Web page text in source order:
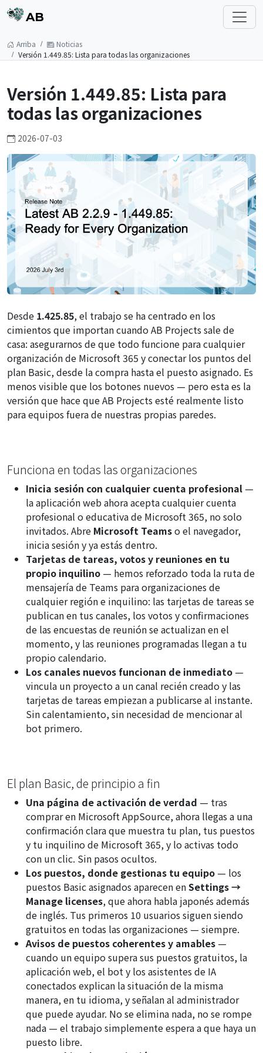
AB
Arriba
Noticias
Versión 1.449.85: Lista para todas las organizaciones
Versión 1.449.85: Lista para
todas las organizaciones
2026-07-03
Desde 1.425.85, el trabajo se ha centrado en los
cimientos que importan cuando AB Projects sale de
casa: asegurarnos de que todo funcione paracualquier
organización de Microsoft 365 y conectar los puntos del
plan Basic, desde la compra hasta el puesto asignado. Es
menos visible que los botones nuevos — pero esta es la
versión que hace que AB Projects esté realmente listo
para equipos fuera de nuestras propias paredes.
Funciona en todas las organizaciones
Inicia sesión con cualquier cuenta profesional —
la aplicación web ahora acepta cualquier cuenta
profesional o educativa de Microsoft 365, no solo
invitados. Abre Microsoft Teamso el navegador,
inicia sesión y ya estás dentro.
Tarjetas de tareas, votos y reuniones en tu
propio inquilino — hemos reforzado toda la ruta de
mensajería de Teams para organizaciones de
cualquier región e inquilino: las tarjetas de tareas se
publican en tus canales, los votos y confirmaciones
de las encuestas de reunión se actualizan en el
momento, y las reuniones programadas llegan a tu
propio calendario.
Los canales nuevos funcionan de inmediato —
vincula un proyecto a un canal recién creado y las
tarjetas de tareas empiezan a publicarse al instante.
Sin calentamiento, sin necesidad de mencionar al
bot primero.
El plan Basic, de principio a fin
Una página de activación de verdad — tras
comprar en Microsoft AppSource, ahora llegas a una
confirmación clara que muestra tu plan, tus puestos
y tu inquilino de Microsoft 365, y lo activas todo
con un clic. Sin pasos ocultos.
Los puestos, donde gestionas tu equipo — los
puestos Basic asignados aparecen enSettings →
Manage licenses, que ahora habla japonés además
de inglés. Tus primeros 10 usuarios siguen siendo
gratuitos en todas las organizaciones — siempre.
Avisos de puestos coherentes y amables —
cuando un equipo supera sus puestos gratuitos, la
aplicación web, el bot y los asistentes de IA
conectados explican la situación de la misma
manera, en tu idioma, y señalan al administrador
que puede ayudar. No se elimina nada, no se rompe
nada — el trabajo simplemente espera a que haya un
puesto libre.